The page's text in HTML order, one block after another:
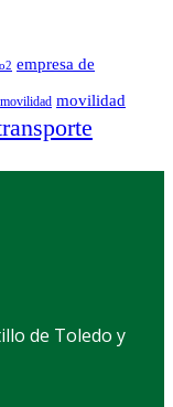
empresa de
movilidad movilidad
de Toledo y